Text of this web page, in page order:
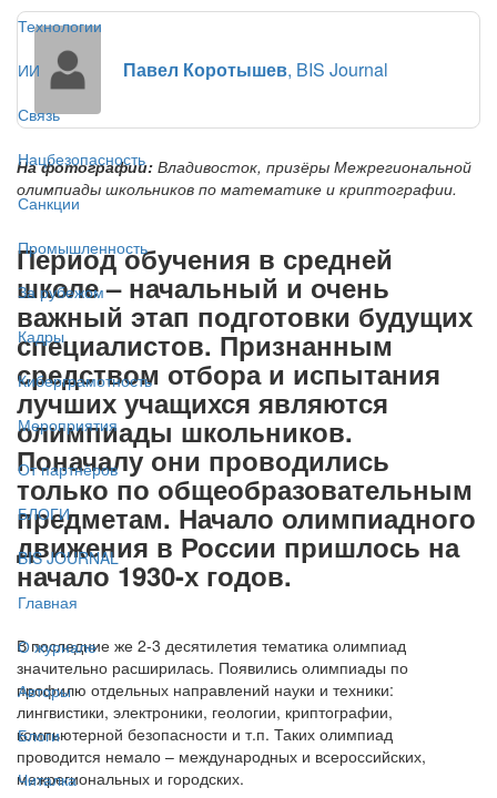
Технологии
ИИ
Связь
Нацбезопасность
Санкции
Промышленность
За рубежом
Кадры
Киберграмотность
Мероприятия
От партнёров
БЛОГИ
BIS JOURNAL
Главная
О журнале
Авторы
Блоги
Читалка
Павел Коротышев, BIS Journal
На фотографии: Владивосток, призёры Межрегиональной
олимпиады школьников по математике и криптографии.
Период обучения в средней
школе – начальный и очень
важный этап подготовки будущих
специалистов. Признанным
средством отбора и испытания
лучших учащихся являются
олимпиады школьников.
Поначалу они проводились
только по общеобразовательным
предметам. Начало олимпиадного
движения в России пришлось на
начало 1930-х годов.
В последние же 2-3 десятилетия тематика олимпиад
значительно расширилась. Появились олимпиады по
профилю отдельных направлений науки и техники:
лингвистики, электроники, геологии, криптографии,
компьютерной безопасности и т.п. Таких олимпиад
проводится немало – международных и всероссийских,
межрегиональных и городских.